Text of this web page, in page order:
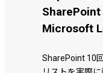
SharePoint
Microsoft
SharePoint 10